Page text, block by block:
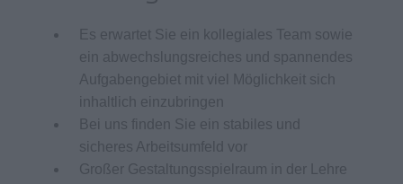
Es erwartet Sie ein kollegiales Team sowie
ein abwechslungsreiches und spannendes
Aufgabengebiet mit viel Möglichkeit sich
inhaltlich einzubringen
Bei uns finden Sie ein stabiles und
sicheres Arbeitsumfeld vor
Großer Gestaltungsspielraum in der Lehre